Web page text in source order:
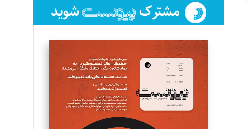
فائزه فتحی رستمی
تحریریه
سروش کرمیان
تحریریه
مینا پاکدل